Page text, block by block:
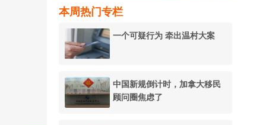
本周热门专栏
一个可疑行为 牵出温村大案
中国新规倒计时，加拿大移民
顾问圈焦虑了